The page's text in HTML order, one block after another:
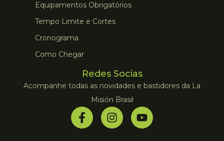
Equipamentos Obrigatórios
Tempo Limite e Cortes
Cronograma
Como Chegar
Redes Socias
Acompanhe todas as novidades e bastidores da La
Misión Brasil